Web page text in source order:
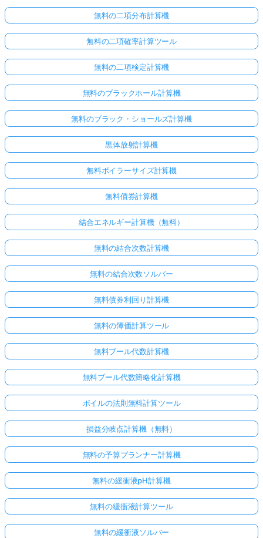
あ
り
せ
最
初
の
質
問
を
す
る
無料の二項分布計算機
無料の二項確率計算ツール
無料の二項検定計算機
無料のブラックホール計算機
無料のブラック・ショールズ計算機
黒体放射計算機
無料ボイラーサイズ計算機
無料債券計算機
結合エネルギー計算機（無料）
無料の結合次数計算機
無料の結合次数ソルバー
無料債券利回り計算機
無料の簿価計算ツール
無料ブール代数計算機
無料ブール代数簡略化計算機
ボイルの法則無料計算ツール
損益分岐点計算機（無料）
無料の予算プランナー計算機
無料の緩衝液pH計算機
無料の緩衝液計算ツール
無料の緩衝液ソルバー